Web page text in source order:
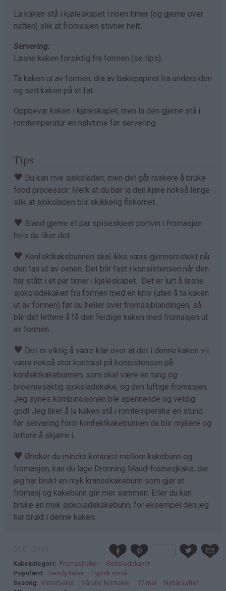
La kaken stå i kjøleskapet i noen timer (og gjerne over
natten) slik at fromasjen stivner helt.
Servering:
Løsne kaken forsiktig fra formen (se tips).
Ta kaken ut av formen, dra av bakepapiret fra undersiden
og sett kaken på et fat.
Oppbevar kaken i kjøleskapet, men la den gjerne stå i
romtemperatur en halvtime før servering.
Tips
♥ Du kan rive sjokoladen, men det går raskere å bruke
food processor. Merk at du bør la den kjøre nokså lenge
slik at sjokoladen blir skikkelig finkornet.
♥ Bland gjerne et par spiseskjeer portvin i fromasjen
hvis du liker det.
♥ Konfektkakebunnen skal ikke være gjennomstekt når
den tas ut av ovnen. Det blir fast i konsistensen når den
har stått i et par timer i kjøleskapet. Det er lurt å løsne
sjokoladekaken fra formen med en kniv (uten å ta kaken
ut av formen) før du heller over fromasjblandingen, så
blir det lettere å få den ferdige kaken med fromasjen ut
av formen.
♥ Det er viktig å være klar over at det i denne kaken vil
være nokså stor kontrast på konsistensen på
konfektkakebunnen, som skal være en tung og
browniesaktig sjokoladekake, og den luftige fromasjen.
Jeg synes kombinasjonen ble spennende og veldig
god! Jeg liker å la kaken stå i romtemperatur en stund
før servering fordi konfektkakebunnen da blir mykere og
lettere å skjære i.
♥ Ønsker du mindre kontrast mellom kakebunn og
fromasjen, kan du lage Dronning Maud-fromasjkake, der
jeg har brukt en myk kransekakebunn som gjør at
fromasj og kakebunn glir mer sammen. Eller du kan
bruke en myk sjokoladekakebunn, for eksempel den jeg
har brukt i denne kaken.
Kakekategori Fromasjkaker
Sjokoladekaker
Populært
Trendy kaker
Typisk norsk
Sesong
Vinterbakst Vårens festkaker 17.mai
Nyttårsaften